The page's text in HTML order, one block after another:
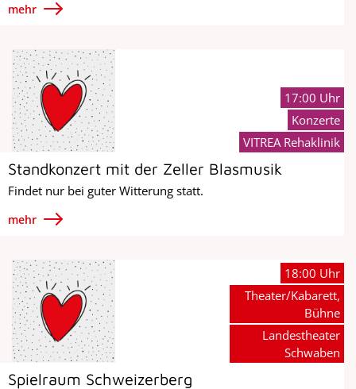
mehr
Standkonzert mit der Zeller Blasmusik
Findet nur bei guter Witterung statt.
mehr
17:00 Uhr
Konzerte
VITREA Rehaklinik
Spielraum Schweizerberg
18:00 Uhr
Theater/Kabarett,
Bühne
Landestheater
Schwaben